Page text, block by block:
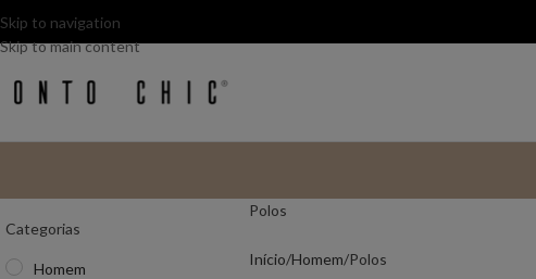
Skip to navigation
Skip to main content
Categorias
Homem
Polos
Início Homem Polos